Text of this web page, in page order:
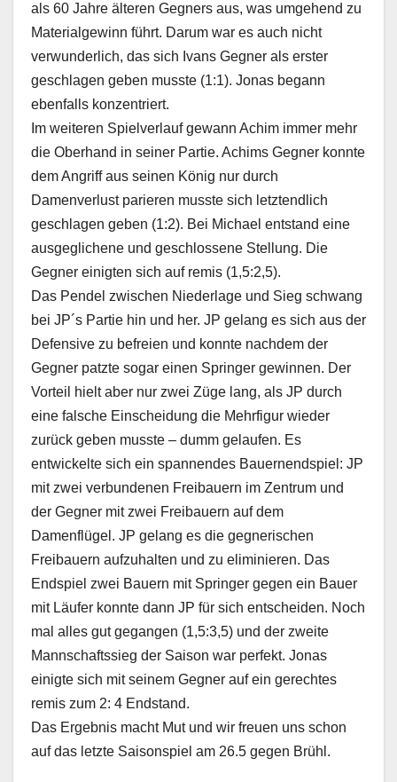
als 60 Jahre älteren Gegners aus, was umgehend zu
Materialgewinn führt. Darum war es auch nicht
verwunderlich, das sich Ivans Gegner als erster
geschlagen geben musste (1:1). Jonas begann
ebenfalls konzentriert.
Im weiteren Spielverlauf gewann Achim immer mehr
die Oberhand in seiner Partie. Achims Gegner konnte
dem Angriff aus seinen König nur durch
Damenverlust parieren musste sich letztendlich
geschlagen geben (1:2). Bei Michael entstand eine
ausgeglichene und geschlossene Stellung. Die
Gegner einigten sich auf remis (1,5:2,5).
Das Pendel zwischen Niederlage und Sieg schwang
bei JP´s Partie hin und her. JP gelang es sich aus der
Defensive zu befreien und konnte nachdem der
Gegner patzte sogar einen Springer gewinnen. Der
Vorteil hielt aber nur zwei Züge lang, als JP durch
eine falsche Einscheidung die Mehrfigur wieder
zurück geben musste – dumm gelaufen. Es
entwickelte sich ein spannendes Bauernendspiel: JP
mit zwei verbundenen Freibauern im Zentrum und
der Gegner mit zwei Freibauern auf dem
Damenflügel. JP gelang es die gegnerischen
Freibauern aufzuhalten und zu eliminieren. Das
Endspiel zwei Bauern mit Springer gegen ein Bauer
mit Läufer konnte dann JP für sich entscheiden. Noch
mal alles gut gegangen (1,5:3,5) und der zweite
Mannschaftssieg der Saison war perfekt. Jonas
einigte sich mit seinem Gegner auf ein gerechtes
remis zum 2: 4 Endstand.
Das Ergebnis macht Mut und wir freuen uns schon
auf das letzte Saisonspiel am 26.5 gegen Brühl.